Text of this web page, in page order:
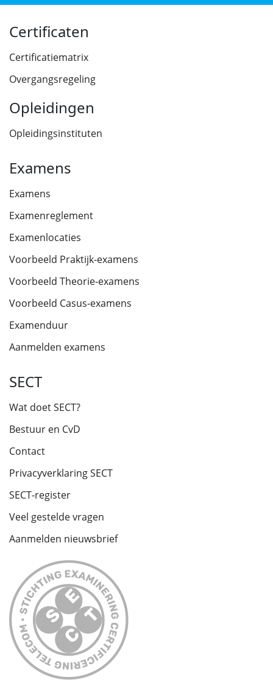
Certificaten
Certificatiematrix
Overgangsregeling
Opleidingen
Opleidingsinstituten
Examens
Examens
Examenreglement
Examenlocaties
Voorbeeld Praktijk-examens
Voorbeeld Theorie-examens
Voorbeeld Casus-examens
Examenduur
Aanmelden examens
SECT
Wat doet SECT?
Bestuur en CvD
Contact
Privacyverklaring SECT
SECT-register
Veel gestelde vragen
Aanmelden nieuwsbrief